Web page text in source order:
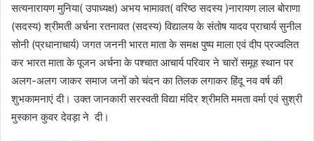
सत्यनारायण मुनिया( उपाध्यक्ष) अभय भामावत( वरिष्ठ सदस्य )नारायण लाल बोराणा
(सदस्य) श्रीमती अर्चना रतनावत (सदस्य) विद्यालय के संतोष यादव प्राचार्य सुनील
सोनी (प्रधानाचार्य) जगत जननी भारत माता के समक्ष पुष्प माला एवं दीप प्रज्वलित
कर भारत माता के पूजन अर्चना के पश्चात आचार्य परिवार ने चारों समूह स्थान पर
अलग-अलग जाकर समाज जनों को चंदन का तिलक लगाकर हिंदू नव वर्ष की
शुभकामनाएं दी। उक्त जानकारी सरस्वती विद्या मंदिर श्रीमति ममता वर्मा एवं सुश्री
मुस्कान कुवर देवड़ा ने दी।